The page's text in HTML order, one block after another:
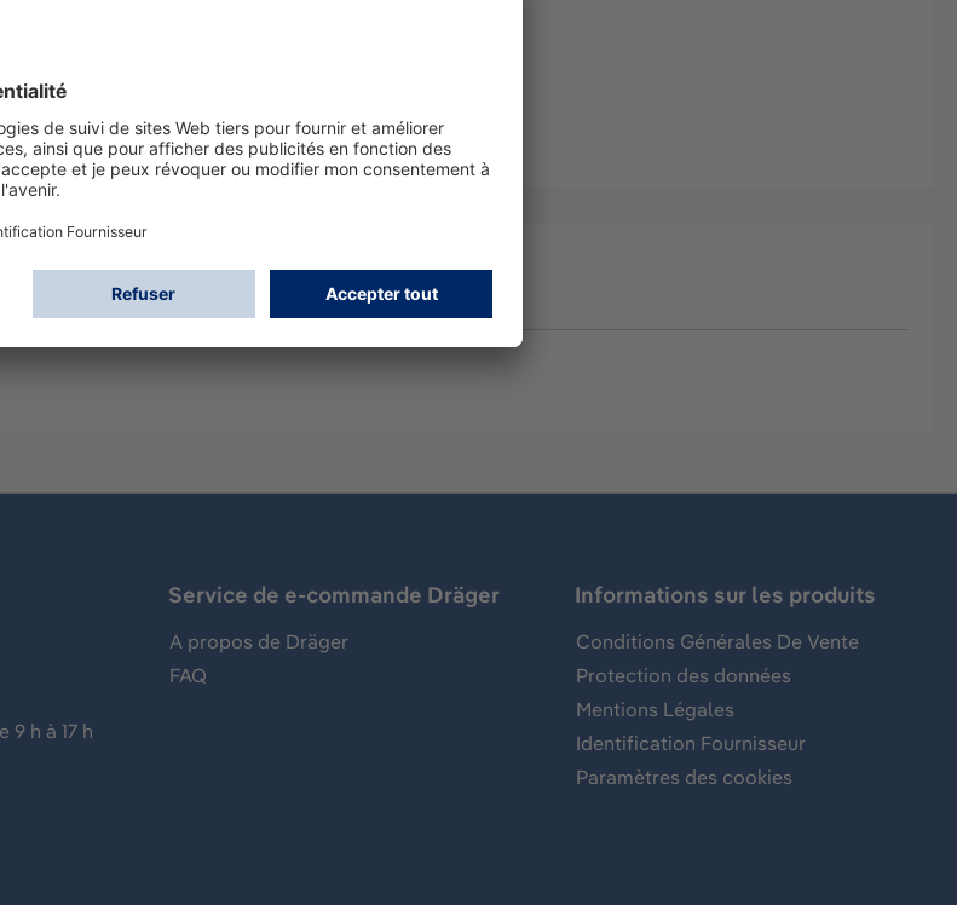
9 h à 17 h
Service de e-commande Dräger
A propos de Dräger
FAQ
Informations sur les produits
Conditions Générales De Vente
Protection des données
Mentions Légales
Identification Fournisseur
Paramètres des cookies